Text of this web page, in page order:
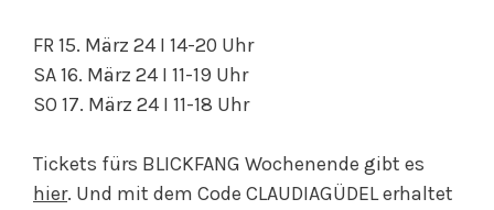
FR 15. März 24 I 14-20 Uhr
SA 16. März 24 I 11-19 Uhr
SO 17. März 24 I 11-18 Uhr
Tickets fürs BLICKFANG Wochenende gibt es
hier. Und mit dem Code CLAUDIAGÜDEL erhaltet